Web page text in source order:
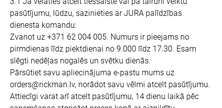
pasūtījumu, lūdzu, sazinieties ar JURA palīdzības
dienesta komandu:
Zvanot uz +371 62 004 005. Numurs ir pieejams no
pirmdienas līdz piektdienai no 9.000 līdz 17.30. Esam
slēgti nedēļas nogalēs un svētku dienās.
Pārsūtiet savu apliecinājuma e-pastu mums uz
orders@rickman.lv, norādot savu vēlmi atcelt pasūtījumu.
Attiecīgi varat arī atcelt pasūtījumu, 14 dienu laikā pēc